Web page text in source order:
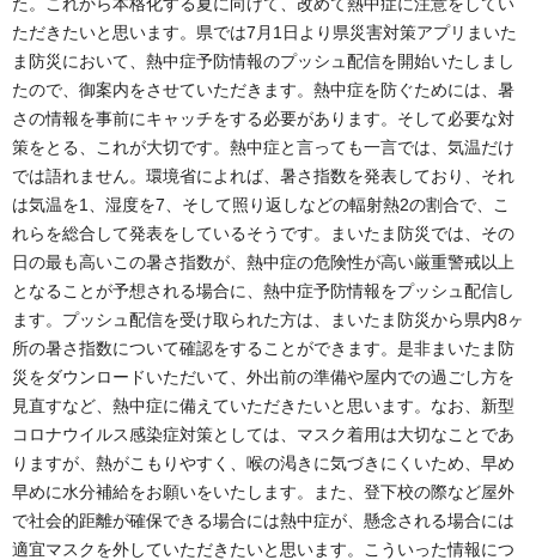
ただきたいと思います。県では7月1日より県災害対策アプリまいた
ま防災において、熱中症予防情報のプッシュ配信を開始いたしまし
たので、御案内をさせていただきます。熱中症を防ぐためには、暑
さの情報を事前にキャッチをする必要があります。そして必要な対
策をとる、これが大切です。熱中症と言っても一言では、気温だけ
では語れません。環境省によれば、暑さ指数を発表しており、それ
は気温を1、湿度を7、そして照り返しなどの輻射熱2の割合で、こ
れらを総合して発表をしているそうです。まいたま防災では、その
日の最も高いこの暑さ指数が、熱中症の危険性が高い厳重警戒以上
となることが予想される場合に、熱中症予防情報をプッシュ配信し
ます。プッシュ配信を受け取られた方は、まいたま防災から県内8ヶ
所の暑さ指数について確認をすることができます。是非まいたま防
災をダウンロードいただいて、外出前の準備や屋内での過ごし方を
見直すなど、熱中症に備えていただきたいと思います。なお、新型
コロナウイルス感染症対策としては、マスク着用は大切なことであ
りますが、熱がこもりやすく、喉の渇きに気づきにくいため、早め
早めに水分補給をお願いをいたします。また、登下校の際など屋外
で社会的距離が確保できる場合には熱中症が、懸念される場合には
適宜マスクを外していただきたいと思います。こういった情報につ